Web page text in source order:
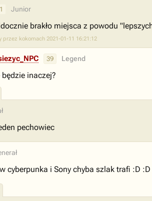
1 Junior
brakło miejsca z powodu
przez kokomach 2021-01-11 16:21:12
39 Legend
będzie inaczej?
pechowiec
cyberpunka i Sony chyba szlak trafi :D :D